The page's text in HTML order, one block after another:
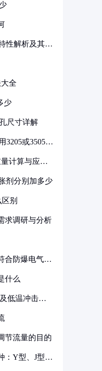
性解析及其在
全
少
尺寸详解
3205或3505代
计算与应用
剂分别加多少
别
求调研与分析
合防爆电气设
什么
低温冲击要
节流量的目的
：Y型、J型、